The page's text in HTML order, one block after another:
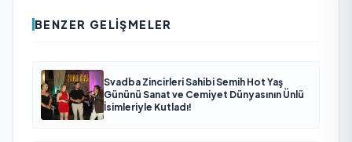
BENZER GELIŞMELER
Svadba Zincirleri Sahibi Semih Hot Yaş
Gününü Sanat ve Cemiyet Dünyasının Ünlü
İsimleriyle Kutladı!